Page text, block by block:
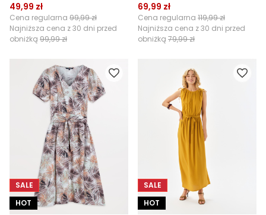
49,99 zł
Cena regularna 99,99 zł
Najniższa cena z 30 dni przed
obniżką 99,99 zł
69,99 zł
Cena regularna 119,99 zł
Najniższa cena z 30 dni przed
obniżką 79,99 zł
SALE
HOT
SALE
HOT